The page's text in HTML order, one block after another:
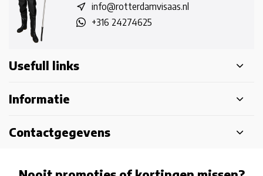
info@rotterdamvisaas.nl
+316 24274625
Usefull links
Informatie
Contactgegevens